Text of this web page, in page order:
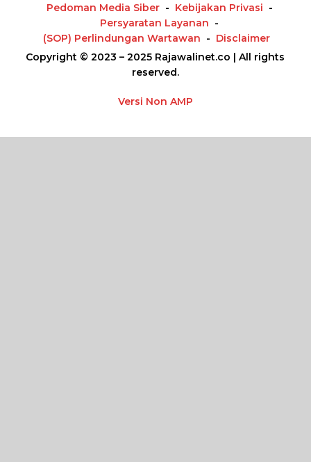
Pedoman Media Siber
Kebijakan Privasi
Persyaratan Layanan
(SOP) Perlindungan Wartawan
Disclaimer
Copyright © 2023 – 2025 Rajawalinet.co | All rights
reserved.
Versi Non AMP